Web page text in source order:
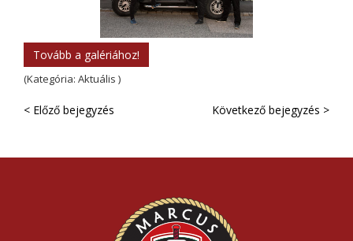
Tovább a galériához!
(Kategória: Aktuális )
Következő bejegyzés >
< Előző bejegyzés